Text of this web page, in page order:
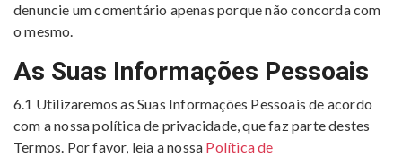
denuncie um comentário apenas porque não concorda com
o mesmo.
As Suas Informações Pessoais
6.1 Utilizaremos as Suas Informações Pessoais de acordo
com a nossa política de privacidade, que faz parte destes
Termos. Por favor, leia a nossa Política de